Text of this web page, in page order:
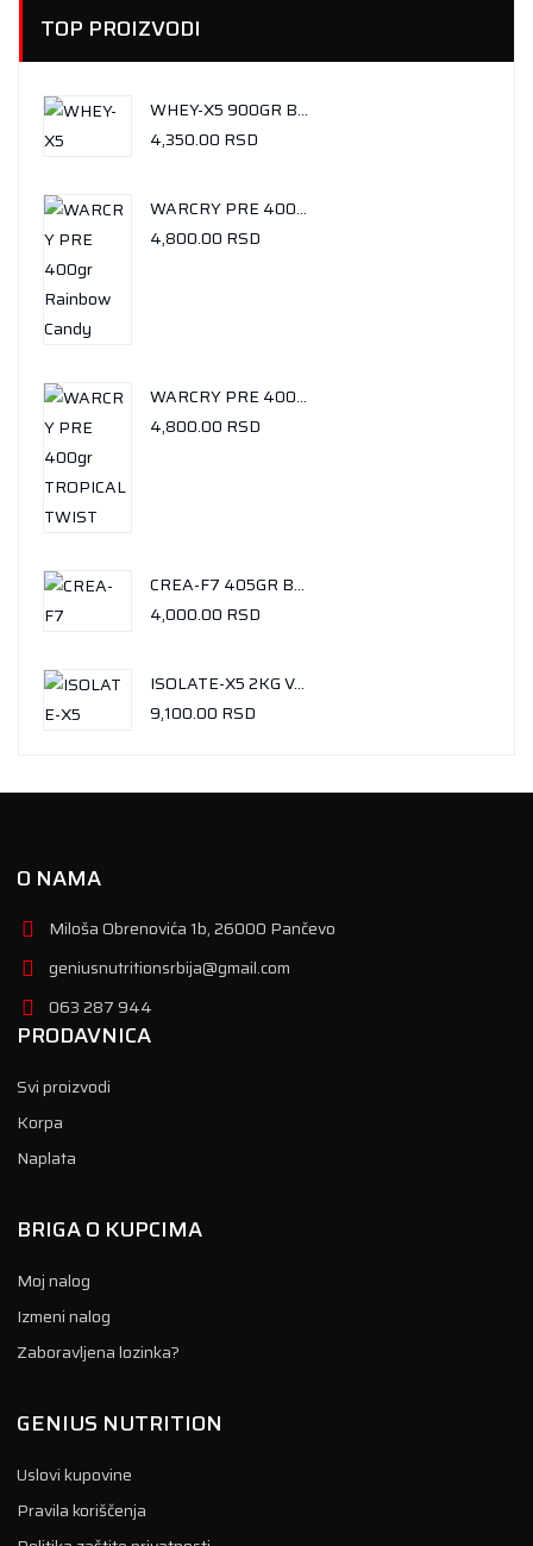
TOP PROIZVODI
WHEY-X5 900GR BUENO CHOCOLATE
4,350.00 RSD
WARCRY PRE 400GR RAINBOW CANDY
4,800.00 RSD
WARCRY PRE 400GR TROPICAL TWIST
4,800.00 RSD
CREA-F7 405GR BALLINESE MANGO
4,000.00 RSD
ISOLATE-X5 2KG VANILA-ICE CREAM
9,100.00 RSD
O NAMA
Miloša Obrenovića 1b, 26000 Pančevo
geniusnutritionsrbija@gmail.com
063 287 944
PRODAVNICA
Svi proizvodi
Korpa
Naplata
BRIGA O KUPCIMA
Moj nalog
Izmeni nalog
Zaboravljena lozinka?
GENIUS NUTRITION
Uslovi kupovine
Pravila koriščenja